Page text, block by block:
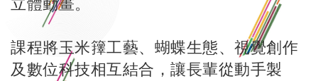
立體動畫。
課程將玉米籜工藝、蝴蝶生態、視覺創作
及數位科技相互結合，讓長輩從動手製